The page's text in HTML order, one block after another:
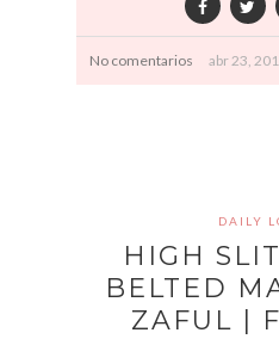
No comentarios abr23,
DAILY
HIGH
BELTED
ZAFUL |